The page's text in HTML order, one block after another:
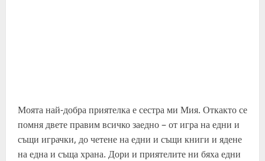
Моята най-добра приятелка е сестра ми Мия. Откакто се
помня двете правим всичко заедно – от игра на едни и
същи играчки, до четене на едни и същи книги и ядене
на една и съща храна. Дори и приятелите ни бяха едни